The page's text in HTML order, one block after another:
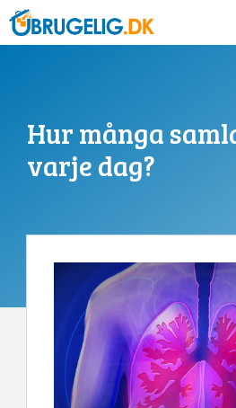
Hoppa
till
Hur många
varje dag?